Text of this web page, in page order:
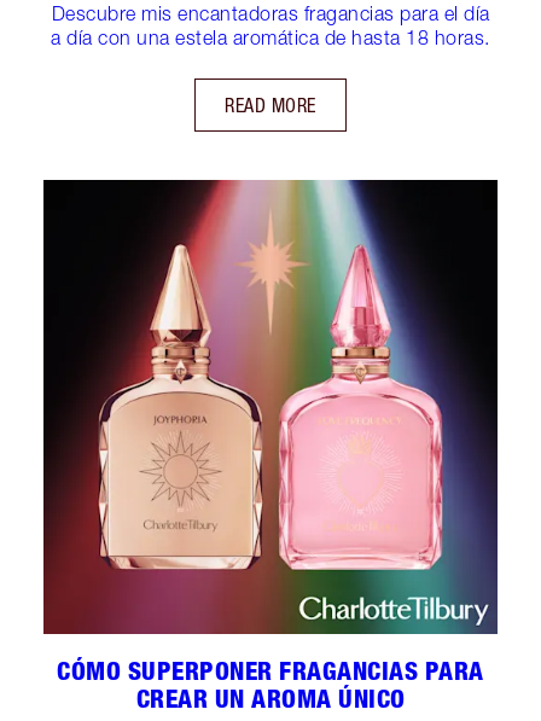
Descubre mis encantadoras fragancias para el día
a día con una estela aromática de hasta 18 horas.
READ MORE
CÓMO SUPERPONER FRAGANCIAS PARA
CREAR UN AROMA ÚNICO